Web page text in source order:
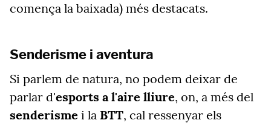
comença la baixada) més destacats.
Senderisme i aventura
Si parlem de natura, no podem deixar de
parlar d'esports a l'aire lliure, on, a més del
senderisme i la BTT, cal ressenyar els